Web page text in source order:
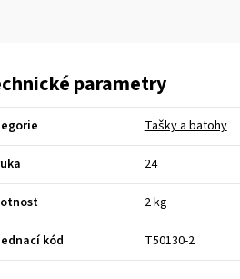
parametry
Tašky a batohy
24
2 kg
kód T50130-2